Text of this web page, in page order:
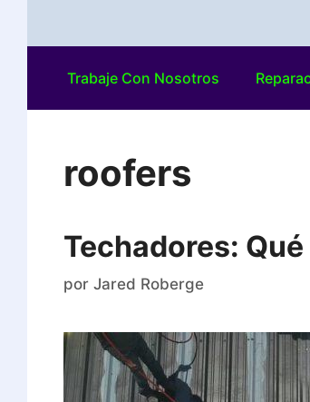
Trabaje Con Nosotros
roofers
Techadores:
por Jared Roberge